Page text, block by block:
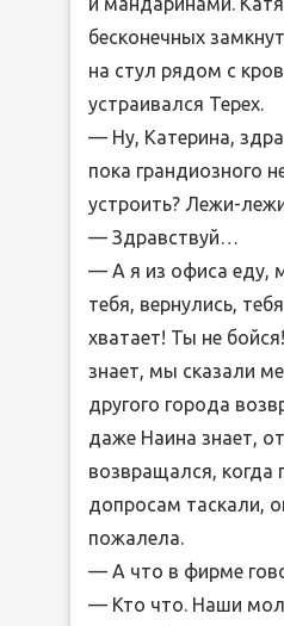
бесконечных
на стул рядом с
устраивался Терех.
— Ну, Катерина,
пока грандиозного
устроить? Лежи-
— Здравствуй…
— А я из офиса еду,
тебя, вернулись,
хватает! Ты не
знает, мы сказали
другого города
даже Наина знает,
возвращался, когда
допросам таскали,
пожалела.
— А что в фирме
— Кто что. Наши